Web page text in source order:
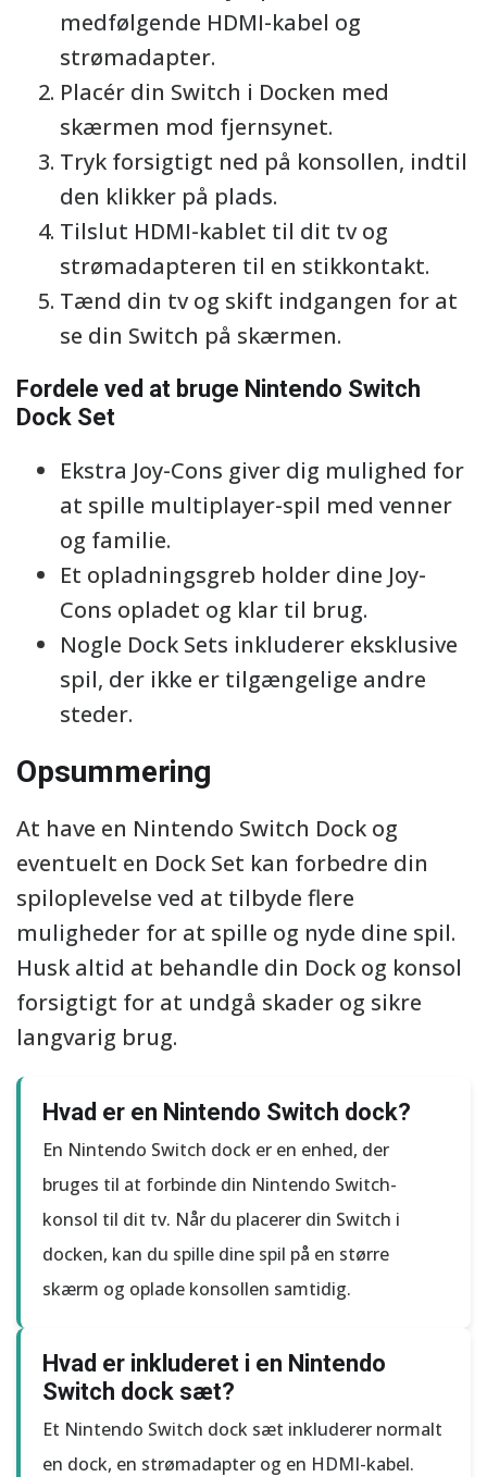
medfølgende HDMI-kabel og
strømadapter.
Placér din Switch i Docken med
skærmen mod fjernsynet.
Tryk forsigtigt ned på konsollen, indtil
den klikker på plads.
Tilslut HDMI-kablet til dit tv og
strømadapteren til en stikkontakt.
Tænd din tv og skift indgangen for at
se din Switch på skærmen.
Fordele ved at bruge Nintendo Switch
Dock Set
Ekstra Joy-Cons giver dig mulighed for
at spille multiplayer-spil med venner
og familie.
Et opladningsgreb holder dine Joy-
Cons opladet og klar til brug.
Nogle Dock Sets inkluderer eksklusive
spil, der ikke er tilgængelige andre
steder.
Opsummering
At have en Nintendo Switch Dock og
eventuelt en Dock Set kan forbedre din
spiloplevelse ved at tilbyde flere
muligheder for at spille og nyde dine spil.
Husk altid at behandle din Dock og konsol
forsigtigt for at undgå skader og sikre
langvarig brug.
Hvad er en Nintendo Switch dock?
En Nintendo Switch dock er en enhed, der
bruges til at forbinde din Nintendo Switch-
konsol til dit tv. Når du placerer din Switch i
docken, kan du spille dine spil på en større
skærm og oplade konsollen samtidig.
Hvad er inkluderet i en Nintendo
Switch dock sæt?
Et Nintendo Switch dock sæt inkluderer normalt
en dock, en strømadapter og en HDMI-kabel.